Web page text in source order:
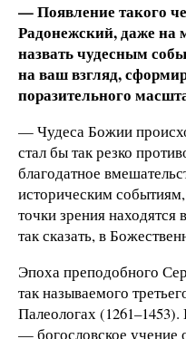
— Появление такого
Радонежский, даже
назвать чудесным
на ваш взгляд,
поразительного
— Чудеса Божии
стал бы так резко
благодатное
историческим
точки зрения
так сказать, в
Эпоха преподобного
так называемого
Палеологах
— богословское учение